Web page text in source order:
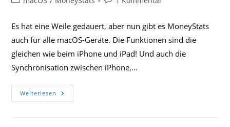
Es hat eine Weile gedauert, aber nun gibt es MoneyStats
auch für alle macOS-Geräte. Die Funktionen sind die
gleichen wie beim iPhone und iPad! Und auch die
Synchronisation zwischen iPhone,…
Weiterlesen MoneyStats
Gibt